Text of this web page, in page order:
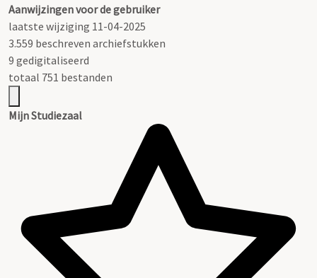
Aanwijzingen voor de gebruiker
laatste wijziging 11-04-2025
3.559 beschreven archiefstukken
9 gedigitaliseerd
totaal 751 bestanden
Mijn Studiezaal